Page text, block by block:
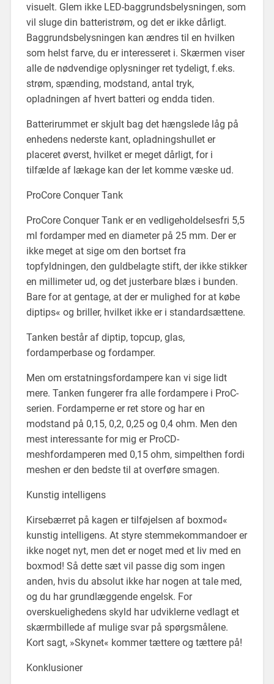
visuelt. Glem ikke LED-baggrundsbelysningen, som
vil sluge din batteristrøm, og det er ikke dårligt.
Baggrundsbelysningen kan ændres til en hvilken
som helst farve, du er interesseret i. Skærmen viser
alle de nødvendige oplysninger ret tydeligt, f.eks.
strøm, spænding, modstand, antal tryk,
opladningen af hvert batteri og endda tiden.
Batterirummet er skjult bag det hængslede låg på
enhedens nederste kant, opladningshullet er
placeret øverst, hvilket er meget dårligt, for i
tilfælde af lækage kan der let komme væske ud.
ProCore Conquer Tank
ProCore Conquer Tank er en vedligeholdelsesfri 5,5
ml fordamper med en diameter på 25 mm. Der er
ikke meget at sige om den bortset fra
topfyldningen, den guldbelagte stift, der ikke stikker
en millimeter ud, og det justerbare blæs i bunden.
Bare for at gentage, at der er mulighed for at købe
diptips« og briller, hvilket ikke er i standardsættene.
Tanken består af diptip, topcup, glas,
fordamperbase og fordamper.
Men om erstatningsfordampere kan vi sige lidt
mere. Tanken fungerer fra alle fordampere i ProC-
serien. Fordamperne er ret store og har en
modstand på 0,15, 0,2, 0,25 og 0,4 ohm. Men den
mest interessante for mig er ProCD-
meshfordamperen med 0,15 ohm, simpelthen fordi
meshen er den bedste til at overføre smagen.
Kunstig intelligens
Kirsebærret på kagen er tilføjelsen af boxmod«
kunstig intelligens. At styre stemmekommandoer er
ikke noget nyt, men det er noget med et liv med en
boxmod! Så dette sæt vil passe dig som ingen
anden, hvis du absolut ikke har nogen at tale med,
og du har grundlæggende engelsk. For
overskuelighedens skyld har udviklerne vedlagt et
skærmbillede af mulige svar på spørgsmålene.
Kort sagt, »Skynet« kommer tættere og tættere på!
Konklusioner